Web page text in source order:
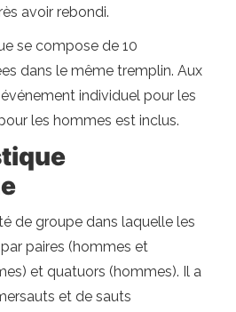
avoir rebondi.
se compose de 10
dans le même tremplin. Aux
individuel pour les
les hommes est inclus.
de groupe dans laquelle les
paires (hommes et
et quatuors (hommes). Il a
et de sauts